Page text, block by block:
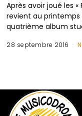
Après avoir joué les «
revient au
quatrième album
28 septembre 2016